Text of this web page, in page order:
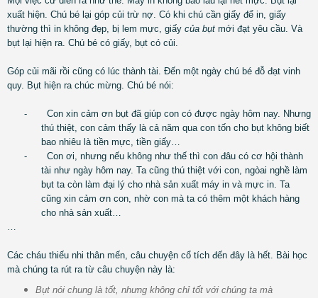
xuất hiện. Chú bé lại góp củi trừ nợ. Có khi chú cần giấy để in, giấy
thường thì in không đẹp, bị lem mực, giấy của bụt mới đạt yêu cầu. Và
bụt lại hiện ra. Chú bé có giấy, bụt có củi.
Góp củi mãi rồi cũng có lúc thành tài. Đến một ngày chú bé đỗ đạt vinh
quy. Bụt hiện ra chúc mừng. Chú bé nói:
-
Con xin cảm ơn bụt đã giúp con có được ngày hôm nay. Nhưng
thú thiệt, con cảm thấy là cả năm qua con tốn cho bụt không biết
bao nhiêu là tiền mực, tiền giấy…
-
Con ơi, nhưng nếu không như thế thì con đâu có cơ hội thành
tài như ngày hôm nay. Ta cũng thú thiệt với con, ngòai nghề làm
bụt ta còn làm đại lý cho nhà sản xuất máy in và mực in. Ta
cũng xin cảm ơn con, nhờ con mà ta có thêm một khách hàng
cho nhà sản xuất…
Các cháu thiếu nhi thân mến, câu chuyện cổ tích đến đây là hết. Bài học
mà chúng ta rút ra từ câu chuyện này là:
Bụt nói chung là tốt, nhưng không chỉ tốt với chúng ta mà